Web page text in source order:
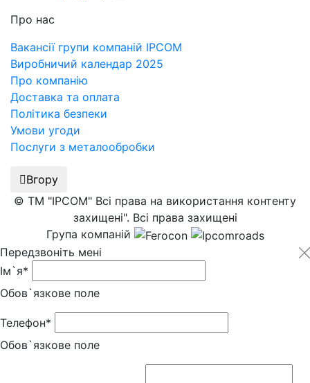
Про нас
Вакансії групи компаній IPCOM
Виробничий календар 2025
Про компанію
Доставка та оплата
Політика безпеки
Умови угоди
Послуги з металообробки
Вгору
© ТМ "IPCOM" Всі права на використання контенту
захищені". Всі права захищені
Група компаній
Передзвоніть мені
Ім`я*
Обов`язкове поле
Телефон*
Обов`язкове поле